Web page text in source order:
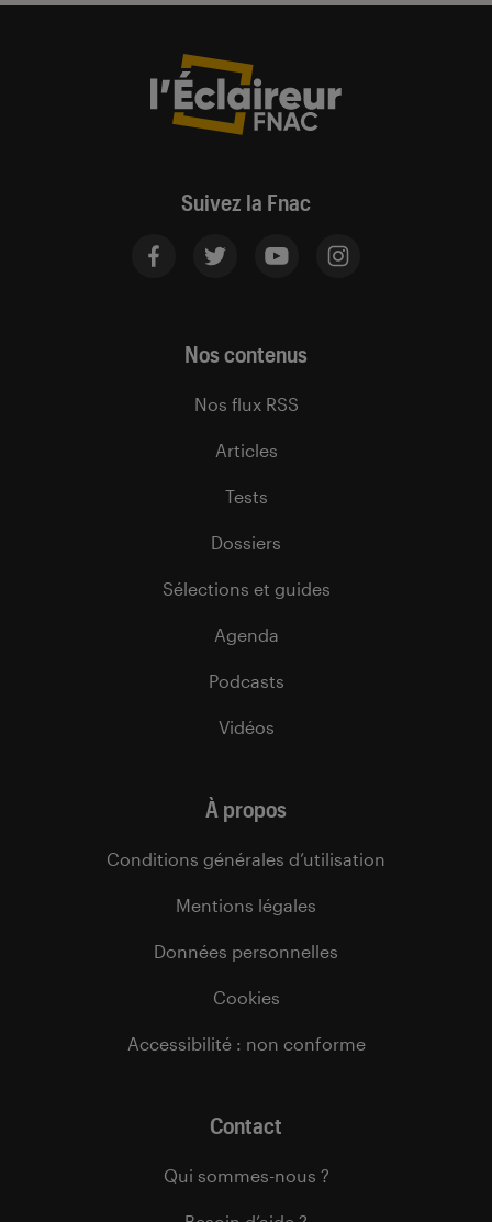
Suivez la Fnac
Nos contenus
Nos flux RSS
Articles
Tests
Dossiers
Sélections et guides
Agenda
Podcasts
Vidéos
À propos
Conditions générales d’utilisation
Mentions légales
Données personnelles
Cookies
Accessibilité : non conforme
Contact
Qui sommes-nous ?